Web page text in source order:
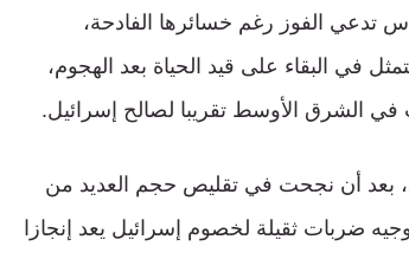
الفوز رغم خسائرها الفادحة،
في البقاء على قيد الحياة بعد الهجوم،
بعد أن نجحت في تقليص حجم العديد من
ضربات ثقيلة لخصوم إسرائيل يعد إنجازا